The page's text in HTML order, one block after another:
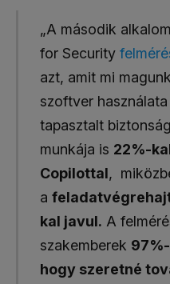
„A második
for Security
azt, amit mi
szoftver
tapasztalt
munkája is 22%-
Copilottal,
a
kal javul. A
szakemberek
hogy szeretné